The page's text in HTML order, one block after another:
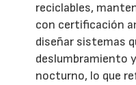
reciclables,
con certificación
diseñar sistemas
deslumbramiento
nocturno, lo que